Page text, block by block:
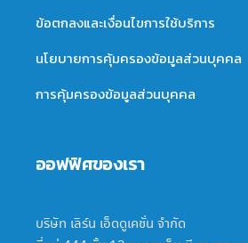
ข้อตกลงและเงื่อนไขการใช้บริการ
นโยบายการคุ้มครองข้อมูลส่วนบุคคล
การคุ้มครองข้อมูลส่วนบุคคล
ออฟฟิศของเรา
บริษัท เลิร์น เอ็ดดูเคชั่น จำกัด